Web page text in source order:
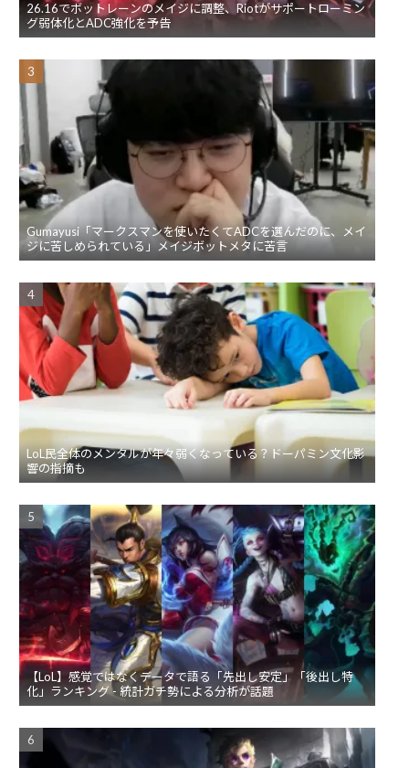
26.16でボットレーンのメイジに調整、Riotがサポートローミン
グ弱体化とADC強化を予告
Gumayusi「マークスマンを使いたくてADCを選んだのに、メイ
ジに苦しめられている」メイジボットメタに苦言
LoL民全体のメンタルが年々弱くなっている？ドーパミン文化影
響の指摘も
【LoL】感覚ではなくデータで語る「先出し安定」「後出し特
化」ランキング - 統計ガチ勢による分析が話題